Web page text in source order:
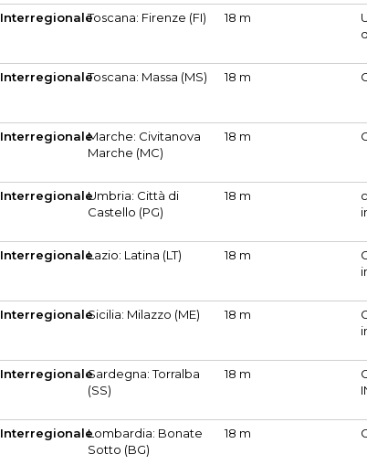
InterregionaleToscana: Firenze (FI) 18 m
InterregionaleToscana: Massa (MS) 18 m
InterregionaleMarche: Civitanova
Marche (MC)
18 m
InterregionaleUmbria: Città di
Castello (PG)
18 m
InterregionaleLazio: Latina (LT) 18 m
InterregionaleSicilia: Milazzo (ME) 18 m
InterregionaleSardegna: Torralba
(SS)
18 m
InterregionaleLombardia: Bonate
Sotto (BG)
18 m